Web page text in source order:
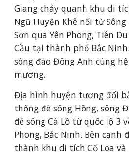
Giang chảy quanh khu di
Ngũ Huyện Khê nối từ
Sơn qua Yên Phong, Tiên
Cầu tại thành phố Bắc
sông đào Đông Anh cùng
mương.
Địa hình huyện tương đối
thống đê sông Hồng, sông
đê sông Cà Lồ từ quốc lộ 3
Phong, Bắc Ninh. Bên cạnh
thành khu di tích Cổ Loa